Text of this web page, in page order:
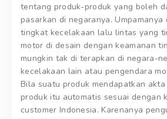
tentang produk-produk yang boleh
pasarkan di negaranya. Umpamanya
tingkat kecelakaan lalu lintas yang
motor di desain dengan keamanan
mungkin tak di terapkan di negara-
kecelakaan lain atau pengendara
Bila suatu produk mendapatkan akta
produk itu automatis sesuai dengan
customer Indonesia. Karenanya